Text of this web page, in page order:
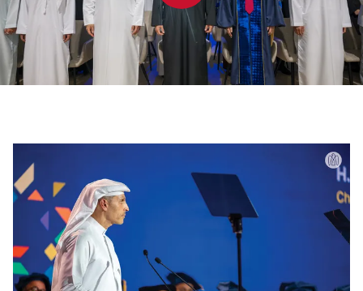
0:00 0:00